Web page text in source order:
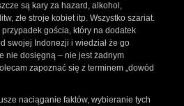
są kary za hazard, alkohol,
złe stroje kobiet itp. Wszystko szariat.
przypadek gościa, który na dodatek
swojej Indonezji i wiedział że go
nie dosięgną – nie jest żadnym
zapoznać się z terminem „dowód
naciąganie faktów, wybieranie tych